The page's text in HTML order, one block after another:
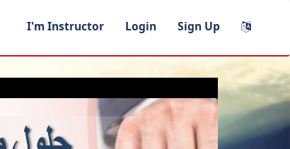
I'm Instructor Login Sign Up